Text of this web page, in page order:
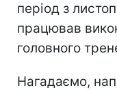
період з
працював
головного
Нагадаємо,